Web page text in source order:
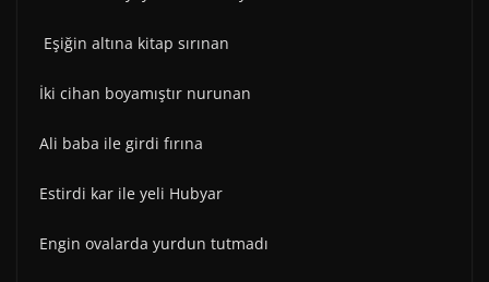
Eşiğin altına kitap sırınan
İki cihan boyamıştır nurunan
Ali baba ile girdi fırına
Estirdi kar ile yeli Hubyar
Engin ovalarda yurdun tutmadı